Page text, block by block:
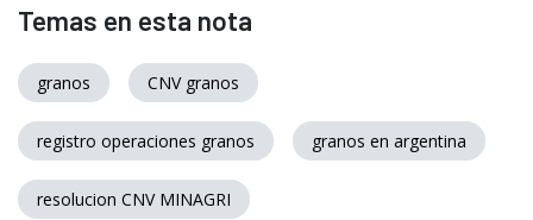
Temas en esta nota
granos CNV granos
registro operaciones granos granos en argentina
resolucion CNV MINAGRI